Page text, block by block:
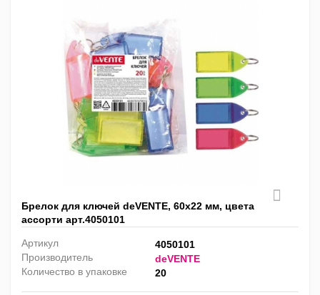
Брелок для ключей deVENTE, 60x22 мм, цвета
ассорти арт.4050101
Артикул
4050101
Производитель
deVENTE
Количество в упаковке
20